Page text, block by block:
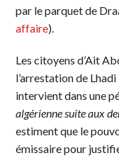
par le parquet de
affaire).
Les citoyens d’Ait
l’arrestation de
intervient dans une
algérienne suite aux
estiment que le
émissaire pour